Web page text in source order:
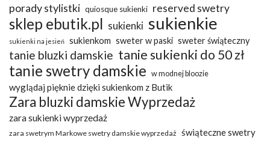
porady stylistki quiosque sukienki reserved swetry
sklep ebutik.pl sukienki sukienkie
sukienki na jesień sukienkom sweter w paski sweter świąteczny
tanie bluzki damskie tanie sukienki do 50 zł
tanie swetry damskie w modnej bloozie
wyglądaj pięknie dzięki sukienkom z Butik
Zara bluzki damskie Wyprzedaż
zara sukienki wyprzedaż
zara swetrym Markowe swetry damskie wyprzedaż świąteczne swetry